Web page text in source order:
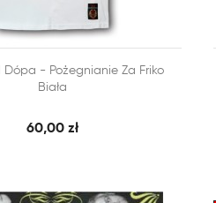
SZYBKI PODGLĄD
Dópa - Pożegnianie Za Friko
Biała
60,00 zł